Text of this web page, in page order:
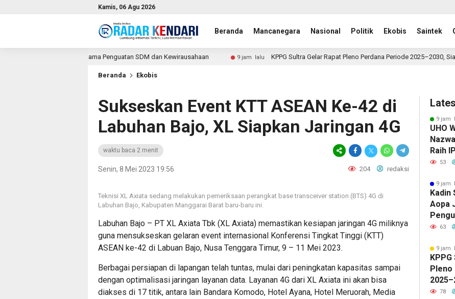
Kamis, 06 Agu 2026
Beranda Mancanegara Nasional Politik Ekobis Saintek
Kerja Sama Penguatan SDM dan Kewirausahaan 9 jam lalu KPPG Sultra Gelar Rapat Pleno Perdana Periode 2025–2030, Siapkan Program
Beranda Ekobis
Sukseskan Event KTT ASEAN Ke-42 di
Labuhan Bajo, XL Siapkan Jaringan 4G
waktu baca 2 menit
Senin, 8 Mei 2023 19:56 204 redaksi
Teknisi XL Axiata sedang melakukan pemeriksaan perangkat base transceiver station (BTS) 4G di
Labuhan Bajo, Kabupaten Manggarai Barat baru-baru ini.
Labuhan Bajo – PT XL Axiata Tbk (XL Axiata) memastikan kesiapan jaringan 4G miliknya
guna mensukseskan gelaran event internasional Konferensi Tingkat Tinggi (KTT)
ASEAN ke-42 di Labuan Bajo, Nusa Tenggara Timur, 9 – 11 Mei 2023.
Berbagai persiapan di lapangan telah tuntas, mulai dari peningkatan kapasitas sampai
dengan optimalisasi jaringan layanan data. Layanan 4G dari XL Axiata ini akan bisa
diakses di 17 titik, antara lain Bandara Komodo, Hotel Ayana, Hotel Meruorah, Media
9 jam
UHO
Raih
53
9 jam
Kadin
Aopa
63
9 jam
Pleno
78